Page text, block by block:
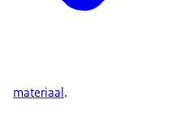
materiaal .